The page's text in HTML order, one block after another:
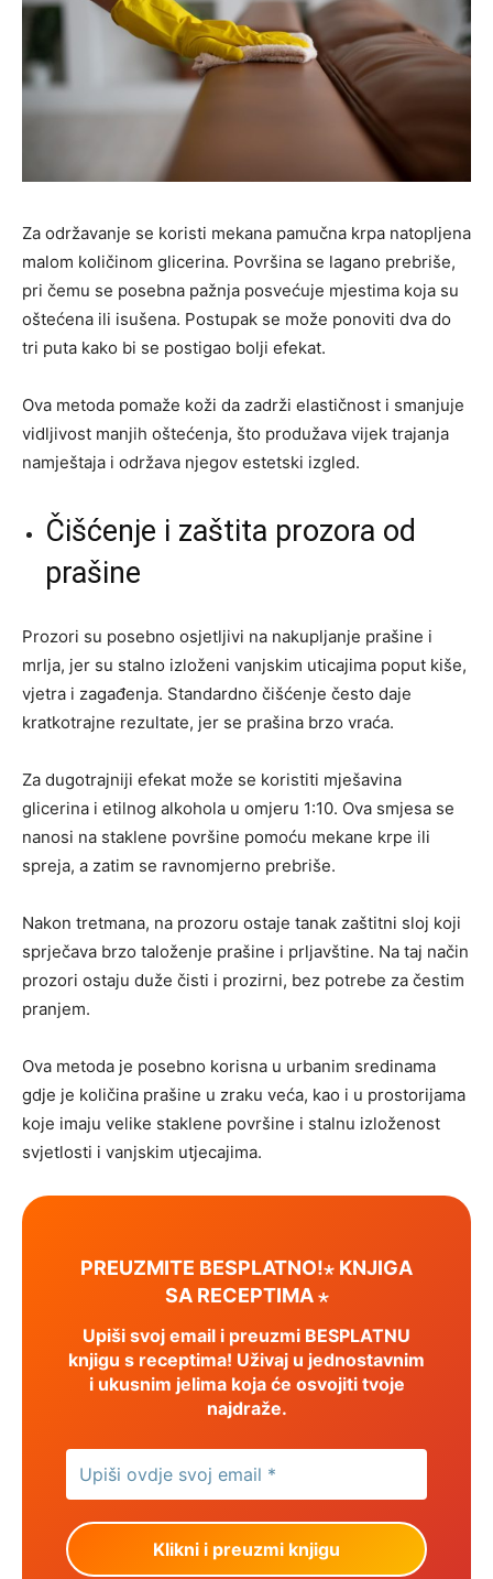
Za održavanje se koristi mekana pamučna krpa natopljena
malom količinom glicerina. Površina se lagano prebriše,
pri čemu se posebna pažnja posvećuje mjestima koja su
oštećena ili isušena. Postupak se može ponoviti dva do
tri puta kako bi se postigao bolji efekat.
Ova metoda pomaže koži da zadrži elastičnost i smanjuje
vidljivost manjih oštećenja, što produžava vijek trajanja
namještaja i održava njegov estetski izgled.
Čišćenje i zaštita prozora od
prašine
Prozori su posebno osjetljivi na nakupljanje prašine i
mrlja, jer su stalno izloženi vanjskim uticajima poput kiše,
vjetra i zagađenja. Standardno čišćenje često daje
kratkotrajne rezultate, jer se prašina brzo vraća.
Za dugotrajniji efekat može se koristiti mješavina
glicerina i etilnog alkohola u omjeru 1:10. Ova smjesa se
nanosi na staklene površine pomoću mekane krpe ili
spreja, a zatim se ravnomjerno prebriše.
Nakon tretmana, na prozoru ostaje tanak zaštitni sloj koji
sprječava brzo taloženje prašine i prljavštine. Na taj način
prozori ostaju duže čisti i prozirni, bez potrebe za čestim
pranjem.
Ova metoda je posebno korisna u urbanim sredinama
gdje je količina prašine u zraku veća, kao i u prostorijama
koje imaju velike staklene površine i stalnu izloženost
svjetlosti i vanjskim utjecajima.
PREUZMITE BESPLATNO!⋆ KNJIGA
SA RECEPTIMA ⋆
Upiši svoj email i preuzmi BESPLATNU
knjigu s receptima! Uživaj u jednostavnim
i ukusnim jelima koja će osvojiti tvoje
najdraže.